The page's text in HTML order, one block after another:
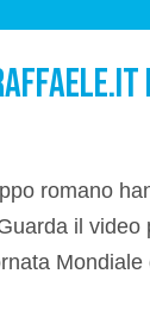
romano
il video
Mondiale